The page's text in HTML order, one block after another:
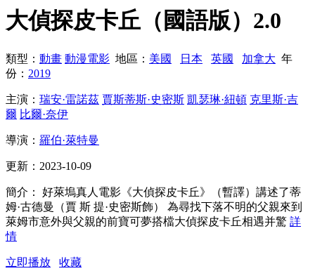
大偵探皮卡丘（國語版） 2.0
類型： 動畫 動漫電影 地區： 美國 日本 英國 加拿大 年
份： 2019
主演： 瑞安·雷諾茲 賈斯蒂斯·史密斯 凱瑟琳·紐頓 克里斯·吉
爾 比爾·奈伊
導演： 羅伯·萊特曼
更新： 2023-10-09
簡介：
好萊塢真人電影《大偵探皮卡丘》（暫譯）講述了蒂
姆·古德曼（賈 斯 提·史密斯飾） 為尋找下落不明的父親來到
萊姆市意外與父親的前寶可夢搭檔大偵探皮卡丘相遇并驚 詳
情
立即播放 收藏